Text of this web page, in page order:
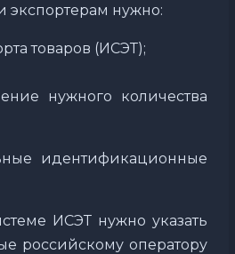
экспортерам нужно:
товаров (ИСЭТ);
нужного количества
идентификационные
ИСЭТ нужно указать
российскому оператору